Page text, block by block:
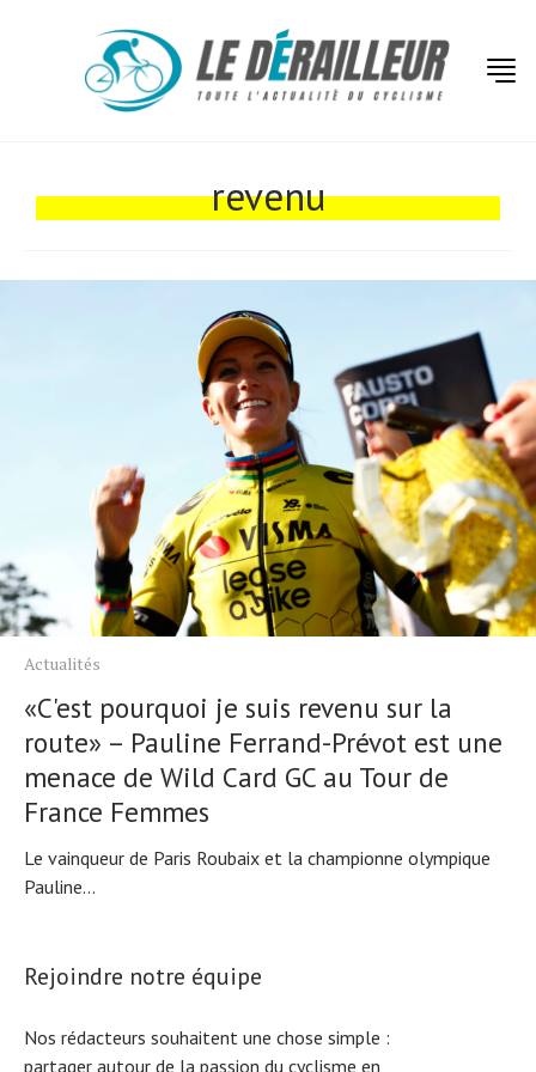
revenu
Actualités
«C'est pourquoi je suis revenu sur la
route» – Pauline Ferrand-Prévot est une
menace de Wild Card GC au Tour de
France Femmes
Le vainqueur de Paris Roubaix et la championne olympique
Pauline...
Rejoindre notre équipe
Nos rédacteurs souhaitent une chose simple :
partager autour de la passion du cyclisme en
Tests de produits
Conseils